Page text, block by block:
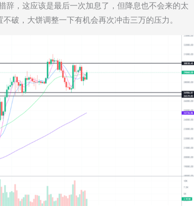
辞，这应该是最后一次加息了，但降息也不会来的太
破，大饼调整一下有机会再次冲击三万的压力。